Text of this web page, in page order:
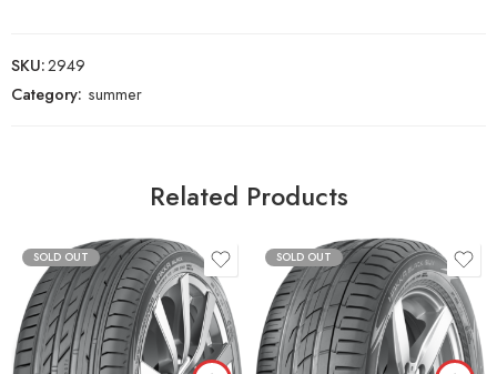
SKU:2949
Category: summer
Related Products
SOLD OUT SOLD OUT